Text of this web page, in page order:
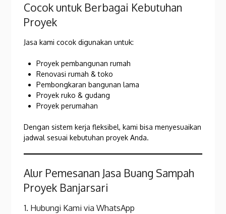
Cocok untuk Berbagai Kebutuhan
Proyek
Jasa kami cocok digunakan untuk:
Proyek pembangunan rumah
Renovasi rumah & toko
Pembongkaran bangunan lama
Proyek ruko & gudang
Proyek perumahan
Dengan sistem kerja fleksibel, kami bisa menyesuaikan
jadwal sesuai kebutuhan proyek Anda.
Alur Pemesanan Jasa Buang Sampah
Proyek Banjarsari
1. Hubungi Kami via WhatsApp